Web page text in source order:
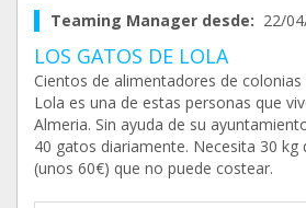
Teaming Manager desde: 22/
LOS GATOS DE LOLA
Cientos de alimentadores de colonias
Lola es una de estas personas que
Almeria. Sin ayuda de su
40 gatos diariamente. Necesita 30 kg
(unos 60€) que no puede costear.